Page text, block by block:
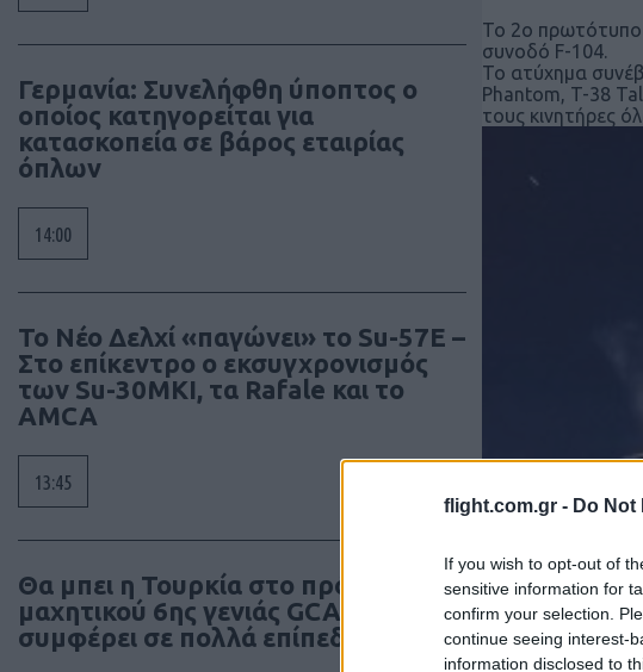
flight.com.gr - Do
If you wish to opt-out of
sensitive information for
confirm your selection.
continue seeing interest-
information disclosed to
Γερμανία: Συνελήφθη ύποπτος ο
οποίος κατηγορείται για
κατασκοπεία σε βάρος εταιρίας
όπλων
14:00
Το Νέο Δελχί «παγώνει» το Su-57E –
Στο επίκεντρο ο εκσυγχρονισμός
των Su-30MKI, τα Rafale και το
AMCA
13:45
Θα μπει η Τουρκία στο πρόγραμμα
μαχητικού 6ης γενιάς GCAP; Γιατί τη
συμφέρει σε πολλά επίπεδα
Το 2ο πρωτότυπο
συνοδό F-104.
Το ατύχημα
Phantom, T-38
τους κινητήρες